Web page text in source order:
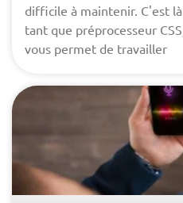
difficile à maintenir. C'est
tant que préprocesseur
vous permet de travailler